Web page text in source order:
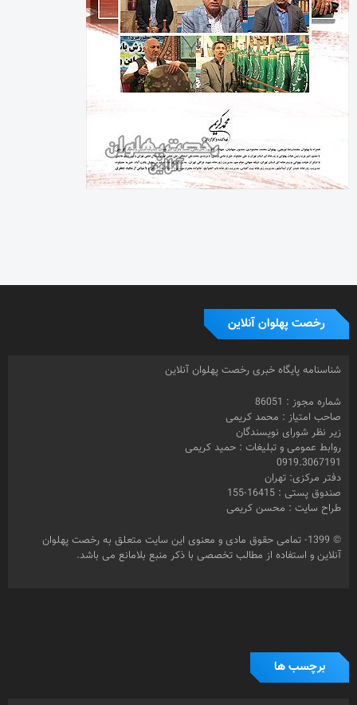
رخصت پهلوان آنلاین
شناسنامه پایگاه خبری رخصت پهلوان آنلاین
شماره مجوز : 86051
صاحب امتیاز : محمد کریمی
زیر نظر شورای نویسندگان
روابط عمومی و تبلیغات : حمید کریمی
0919.3067191
دفتر مرکزی: تهران
صندوق پستی : 16415-155
طراح سایت : محسن کریمی
© 1399- تمامی حقوق مادی و معنوی این سایت متعلق به رخصت پهلوان
آنلاین و استفاده از مطالب تخصصی با ذکر منبع بلامانع می باشد.
برچسب ها